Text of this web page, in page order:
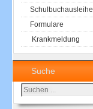
Schulbuchausleihe
Formulare
Krankmeldung
Suche
Suchen
...